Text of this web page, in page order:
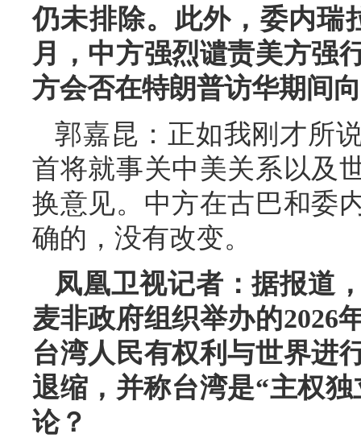
仍未排除。此外，委内瑞
月，中方强烈谴责美方强
方会否在特朗普访华期间
郭嘉昆：正如我刚才所
首将就事关中美关系以及
换意见。中方在古巴和委
确的，没有改变。
凤凰卫视记者：据报道
麦非政府组织举办的2026
台湾人民有权利与世界进
退缩，并称台湾是“主权
论？